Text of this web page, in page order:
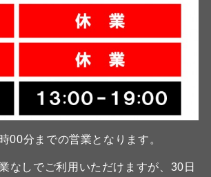
00分までの営業となります。
なしでご利用いただけますが、30日